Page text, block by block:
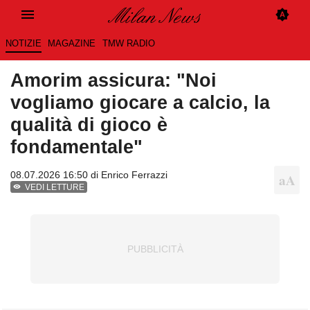
NOTIZIE MAGAZINE TMW RADIO
Amorim assicura: "Noi
vogliamo giocare a calcio, la
qualità di gioco è
fondamentale"
08.07.2026 16:50 di Enrico Ferrazzi
VEDI LETTURE